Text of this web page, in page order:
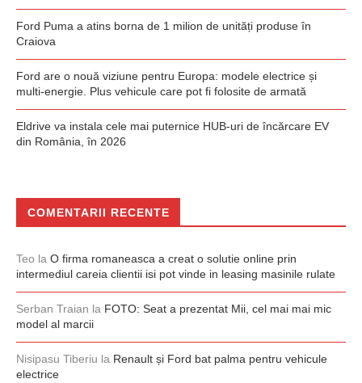
Ford Puma a atins borna de 1 milion de unități produse în
Craiova
Ford are o nouă viziune pentru Europa: modele electrice și
multi-energie. Plus vehicule care pot fi folosite de armată
Eldrive va instala cele mai puternice HUB-uri de încărcare EV
din România, în 2026
COMENTARII RECENTE
Teo la O firma romaneasca a creat o solutie online prin
intermediul careia clientii isi pot vinde in leasing masinile rulate
Serban Traian la FOTO: Seat a prezentat Mii, cel mai mai mic
model al marcii
Nisipasu Tiberiu la Renault și Ford bat palma pentru vehicule
electrice